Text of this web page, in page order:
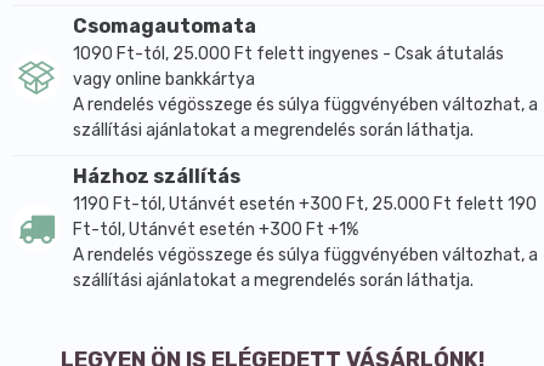
rost: 8,8 g 2,6 g
fehérje: 13,8 g 4,3 g
só: < 0,01 g 0,2 g
* A felhasználási javaslatban megadott receptúra
négyszeres erősségű édesítőszerrel (eritrit+stevia)
készítve.
Egy adag kása (175 g) szénhidrát-tartalmából 4
gramm eritrit. Ennek a poliolnak nulla a
Hozzáadott cukrot nem tartalmaz. Természetes
Csomagautomata
1090 Ft-tól, 25.000 Ft felett ingyenes - Csak átutalás
vagy online bankkártya
A rendelés végösszege és súlya függvényében változhat, a
szállítási ajánlatokat a megrendelés során láthatja.
Házhoz szállítás
1190 Ft-tól, Utánvét esetén +300 Ft, 25.000 Ft felett 190
Ft-tól, Utánvét esetén +300 Ft +1%
A rendelés végösszege és súlya függvényében változhat, a
szállítási ajánlatokat a megrendelés során láthatja.
LEGYEN ÖN IS ELÉGEDETT VÁSÁRLÓNK!